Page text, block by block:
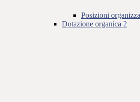
Posizioni
Dotazione organica 2